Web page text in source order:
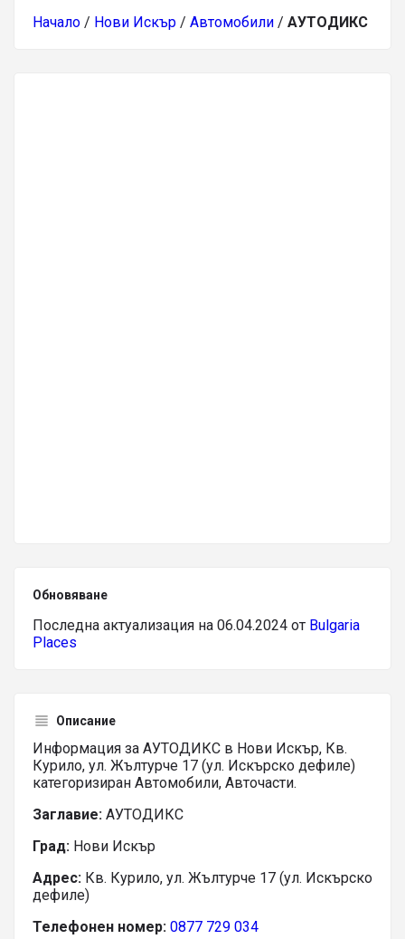
Начало / Нови Искър / Автомобили / АУТОДИКС
Обновяване
Последна актуализация на 06.04.2024 от Bulgaria
Places
Описание
Информация за АУТОДИКС в Нови Искър, Кв.
Курило, ул. Жълтурче 17 (ул. Искърско дефиле)
категоризиран Автомобили, Авточасти.
Заглавие: АУТОДИКС
Град: Нови Искър
Адрес: Кв. Курило, ул. Жълтурче 17 (ул. Искърско
дефиле)
Телефонен номер: 0877 729 034